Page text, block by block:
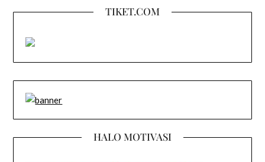
TIKET.COM
HALO MOTIVASI